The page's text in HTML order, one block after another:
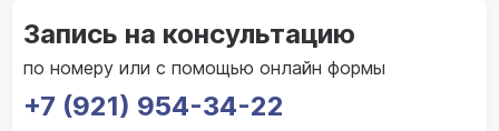
Запись на консультацию
по номеру или с помощью онлайн формы
+7 (921) 954-34-22